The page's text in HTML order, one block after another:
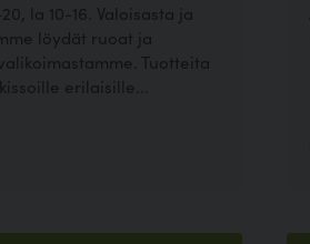
la 10-16. Valoisasta ja
löydät ruoat ja
Tuotteita
erilaisille...